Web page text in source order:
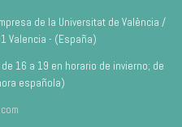
de la Universitat de València /
Valencia - (España)
16 a 19 en horario de invierno; de
española)